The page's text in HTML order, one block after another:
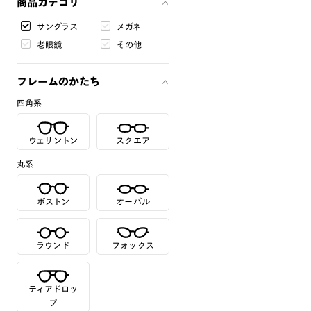
商品カテゴリ
サングラス メガネ
老眼鏡 その他
フレームのかたち
四角系
ウェリントン スクエア
丸系
ボストン オーバル
ラウンド フォックス
ティアドロッ
プ